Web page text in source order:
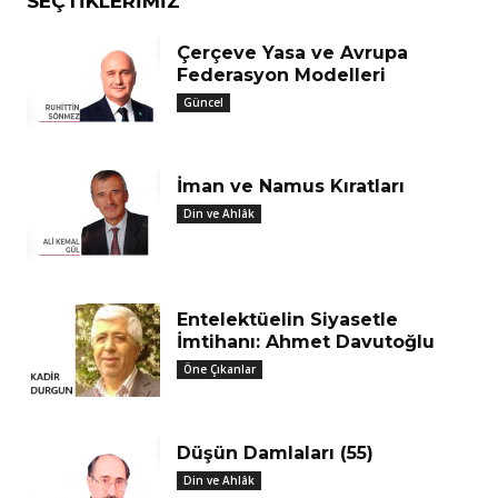
Çerçeve Yasa ve Avrupa
Federasyon Modelleri
Güncel
İman ve Namus Kıratları
Din ve Ahlâk
Entelektüelin Siyasetle
İmtihanı: Ahmet Davutoğlu
Öne Çıkanlar
Düşün Damlaları (55)
Din ve Ahlâk